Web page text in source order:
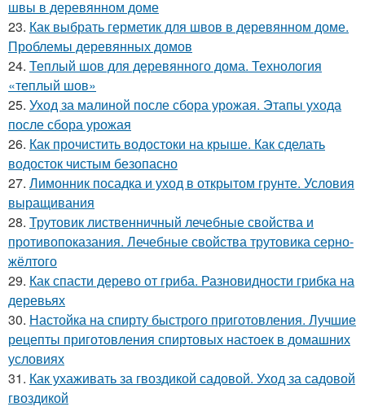
швы в деревянном доме
23. Как выбрать герметик для швов в деревянном доме.
Проблемы деревянных домов
24. Теплый шов для деревянного дома. Технология
«теплый шов»
25. Уход за малиной после сбора урожая. Этапы ухода
после сбора урожая
26. Как прочистить водостоки на крыше. Как сделать
водосток чистым безопасно
27. Лимонник посадка и уход в открытом грунте. Условия
выращивания
28. Трутовик лиственничный лечебные свойства и
противопоказания. Лечебные свойства трутовика серно-
жёлтого
29. Как спасти дерево от гриба. Разновидности грибка на
деревьях
30. Настойка на спирту быстрого приготовления. Лучшие
рецепты приготовления спиртовых настоек в домашних
условиях
31. Как ухаживать за гвоздикой садовой. Уход за садовой
гвоздикой